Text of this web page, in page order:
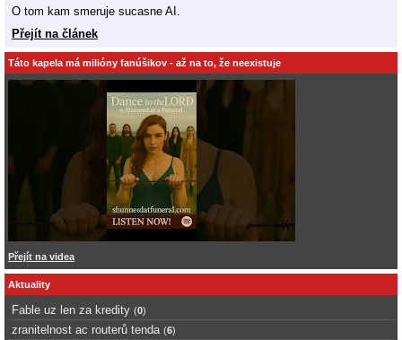
O tom kam smeruje sucasne AI.
Přejít na článek
Táto kapela má milióny fanúšikov - až na to, že neexistuje
Přejít na videa
Aktuality
Fable uz len za kredity (0)
zranitelnost ac routerů tenda (6)